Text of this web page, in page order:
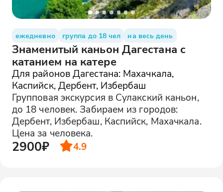
ежедневно группа до 18 чел на весь день
Знаменитый каньон Дагестана с
катанием на катере
Для районов Дагестана: Махачкала,
Каспийск, Дербент, Избербаш
Групповая экскурсия в Сулакский каньон,
до 18 человек. Забираем из городов:
Дербент, Избербаш, Каспийск, Махачкала.
Цена за человека.
2900₽ 4.9